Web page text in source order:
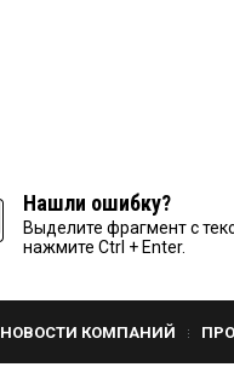
Нашли ошибку?
Выделите фрагмент с
нажмите Ctrl + Enter.
НОВОСТИ КОМПАНИЙ